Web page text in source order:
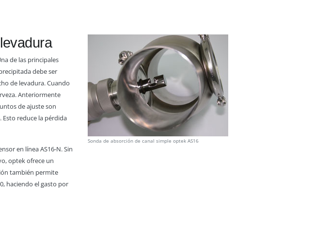
de las principales
debe ser
de levadura. Cuando
Anteriormente
de ajuste son
reduce la pérdida
en línea AS16-N. Sin
optek ofrece un
también permite
haciendo el gasto por
Sonda de absorción de canal simple optek AS16